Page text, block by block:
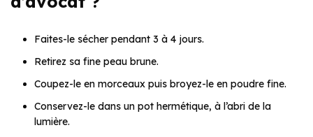
Faites-le sécher pendant 3 à 4 jours.
Retirez sa fine peau brune.
Coupez-le en morceaux puis broyez-le en poudre fine.
Conservez-le dans un pot hermétique, à l’abri de la
lumière.